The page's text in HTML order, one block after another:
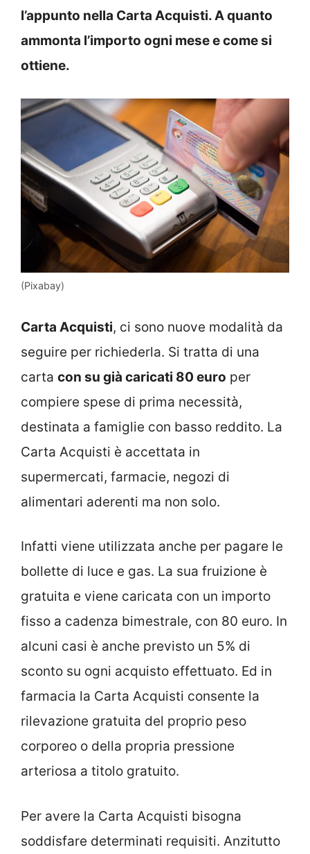
l’appunto nella Carta Acquisti. A quanto
ammonta l’importo ogni mese e come si
ottiene.
(Pixabay)
Carta Acquisti, ci sono nuove modalità da
seguire per richiederla. Si tratta di una
carta con su già caricati 80 euro per
compiere spese di prima necessità,
destinata a famiglie con basso reddito. La
Carta Acquisti è accettata in
supermercati, farmacie, negozi di
alimentari aderenti ma non solo.
Infatti viene utilizzata anche per pagare le
bollette di luce e gas. La sua fruizione è
gratuita e viene caricata con un importo
fisso a cadenza bimestrale, con 80 euro. In
alcuni casi è anche previsto un 5% di
sconto su ogni acquisto effettuato. Ed in
farmacia la Carta Acquisti consente la
rilevazione gratuita del proprio peso
corporeo o della propria pressione
arteriosa a titolo gratuito.
Per avere la Carta Acquisti bisogna
soddisfare determinati requisiti. Anzitutto